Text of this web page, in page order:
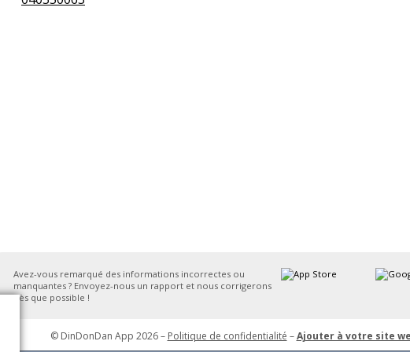
Avez-vous remarqué des informations incorrectes ou
manquantes ? Envoyez-nous un rapport et nous corrigerons
dès que possible !
© DinDonDan App 2026 – Politique de confidentialité –Ajouter à votre site